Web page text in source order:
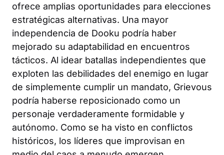
ofrece amplias oportunidades para elecciones
estratégicas alternativas. Una mayor
independencia de Dooku podría haber
mejorado su adaptabilidad en encuentros
tácticos. Al idear batallas independientes que
exploten las debilidades del enemigo en lugar
de simplemente cumplir un mandato, Grievous
podría haberse reposicionado como un
personaje verdaderamente formidable y
autónomo. Como se ha visto en conflictos
históricos, los líderes que improvisan en